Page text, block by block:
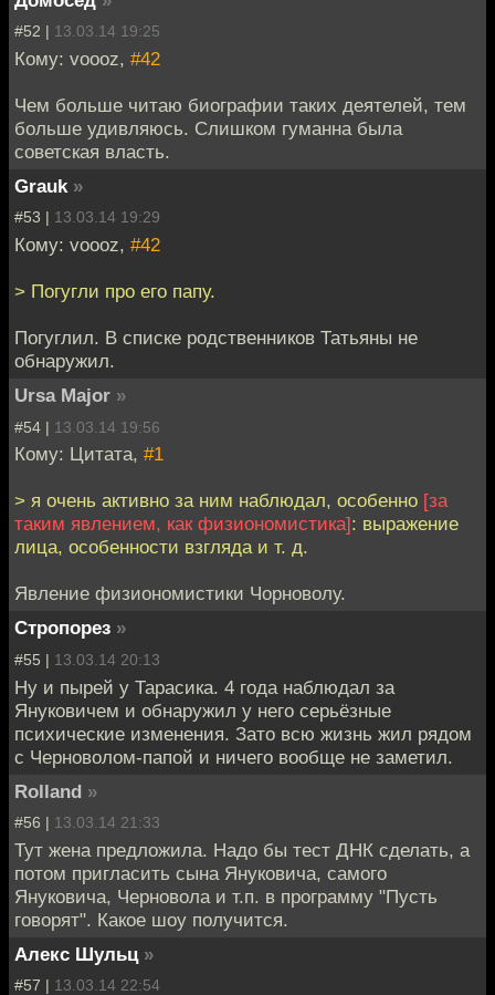
#52 | 13.03.14 19:25
Кому: voooz, #42
Чем больше читаю биографии таких деятелей, тем
больше удивляюсь. Слишком гуманна была
советская власть.
Grauk »
#53 | 13.03.14 19:29
Кому: voooz, #42
> Погугли про его папу.
Погуглил. В списке родственников Татьяны не
обнаружил.
Ursa Major »
#54 | 13.03.14 19:56
Кому: Цитата, #1
> я очень активно за ним наблюдал, особенно [за
таким явлением, как физиономистика]: выражение
лица, особенности взгляда и т. д.
Явление физиономистики Чорноволу.
Стропорез »
#55 | 13.03.14 20:13
Ну и пырей у Тарасика. 4 года наблюдал за
Януковичем и обнаружил у него серьёзные
психические изменения. Зато всю жизнь жил рядом
с Черноволом-папой и ничего вообще не заметил.
Rolland »
#56 | 13.03.14 21:33
Тут жена предложила. Надо бы тест ДНК сделать, а
потом пригласить сына Януковича, самого
Януковича, Черновола и т.п. в программу "Пусть
говорят". Какое шоу получится.
Алекс Шульц »
#57 | 13.03.14 22:54